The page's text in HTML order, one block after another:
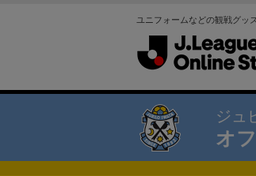
ユニフォームなどの観戦グッ
ジュ
オ